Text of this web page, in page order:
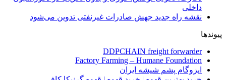
داخلی
نقشه راه جدید جهش صادرات غیرنفتی تدوین می‌شود
پیوندها
DDPCHAIN freight forwarder
Factory Farming – Humane Foundation
ایزوگام پشم شیشه ایران